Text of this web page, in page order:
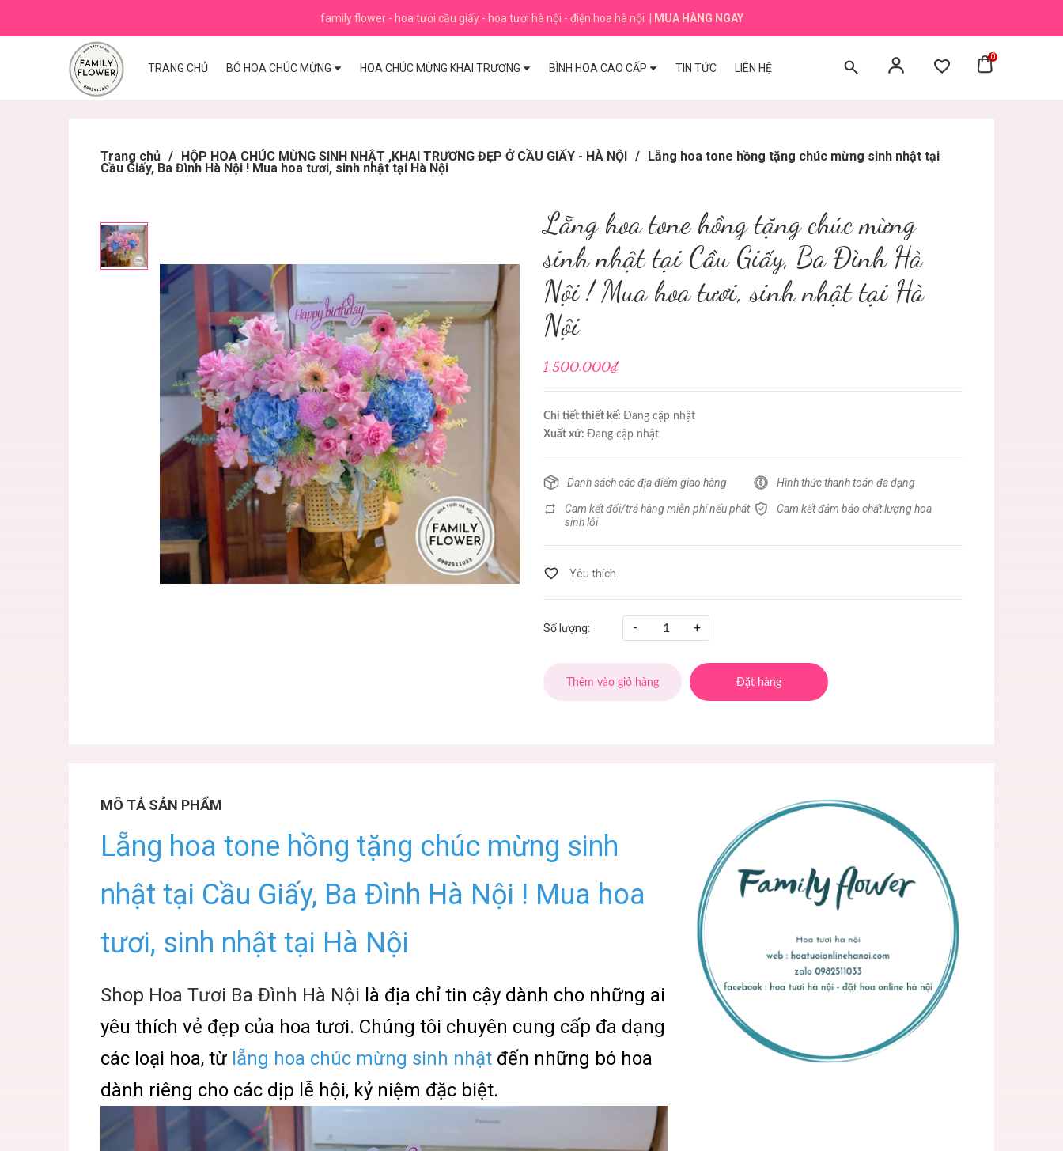
family flower - hoa tươi cầu giấy - hoa tươi hà nội - điện hoa hà nội MUA HÀNG NGAY
TRANG CHỦ BÓ HOA CHÚC MỪNG HOA CHÚC MỪNG KHAI TRƯƠNG BÌNH HOA CAO CẤP TIN TỨC LIÊN HỆ
0
Trang chủ / HỘP HOA CHÚC MỪNG SINH NHẬT ,KHAI TRƯƠNG ĐẸP Ở CẦU GIẤY - HÀ NỘI / Lẵng hoa tone hồng tặng chúc mừng sinh nhật tại
Cầu Giấy, Ba Đình Hà Nội ! Mua hoa tươi, sinh nhật tại Hà Nội
Lẵng hoa tone hồng tặng chúc mừng
sinh nhật tại Cầu Giấy, Ba Đình Hà
Nội ! Mua hoa tươi, sinh nhật tại Hà
Nội
1.500.000₫
Chi tiết thiết kế: Đang cập nhật
Xuất xứ: Đang cập nhật
Danh sách các địa điểm giao hàng Hình thức thanh toán đa dạng
Cam kết đổi/trả hàng miễn phí nếu phát
sinh lỗi
Cam kết đảm bảo chất lượng hoa
Số lượng: - +
Thêm vào giỏ hàng Đặt hàng
MÔ TẢ SẢN PHẨM
Lẵng hoa tone hồng tặng chúc mừng sinh
nhật tại Cầu Giấy, Ba Đình Hà Nội ! Mua hoa
tươi, sinh nhật tại Hà Nội
Shop Hoa Tươi Ba Đình Hà Nội là địa chỉ tin cậy dành cho những ai
yêu thích vẻ đẹp của hoa tươi. Chúng tôi chuyên cung cấp đa dạng
các loại hoa, từ lẵng hoa chúc mừng sinh nhật đến những bó hoa
dành riêng cho các dịp lễ hội, kỷ niệm đặc biệt.